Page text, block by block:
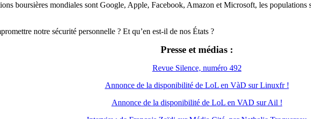
boursières mondiales sont Google, Apple, Facebook, Amazon et Microsoft, les
notre sécurité personnelle ? Et qu’en est-il de nos États ?
Presse et médias :
Revue Silence, numéro 492
Annonce de la disponibilité de LoL en VàD sur Linuxfr !
Annonce de la disponibilité de LoL en VAD sur Ail !